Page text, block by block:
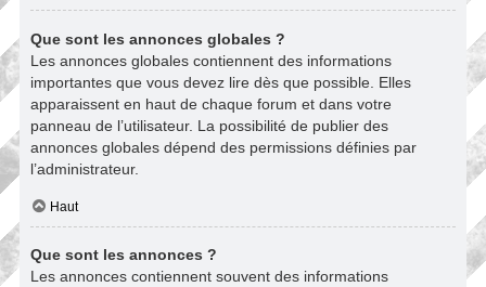
Que sont les annonces globales ?
Les annonces globales contiennent des informations
importantes que vous devez lire dès que possible. Elles
apparaissent en haut de chaque forum et dans votre
panneau de l’utilisateur. La possibilité de publier des
annonces globales dépend des permissions définies par
l’administrateur.
Haut
Que sont les annonces ?
Les annonces contiennent souvent des informations